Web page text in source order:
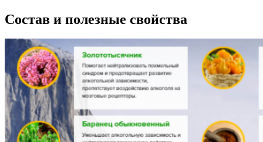
Состав и полезные свойства